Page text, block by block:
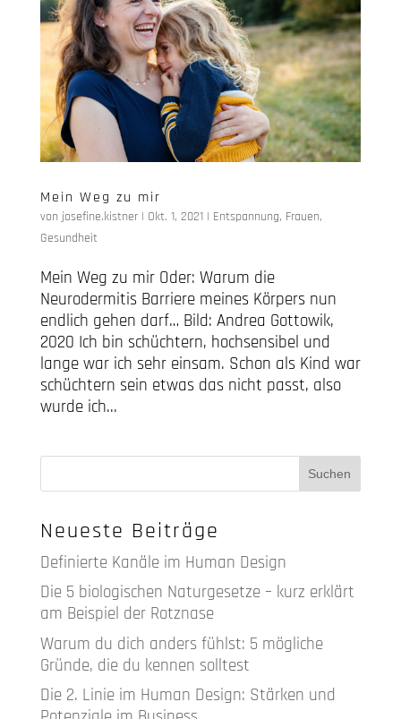
Mein Weg zu mir
von josefine.kistner| Okt. 1, 2021| Entspannung, Frauen,
Gesundheit
Mein Weg zu mir Oder: Warum die
Neurodermitis Barriere meines Körpers nun
endlich gehen darf… Bild: Andrea Gottowik,
2020 Ich bin schüchtern, hochsensibel und
lange war ich sehr einsam. Schon als Kind war
schüchtern sein etwas das nicht passt, also
wurde ich...
Neueste Beiträge
Definierte Kanäle im Human Design
Die 5 biologischen Naturgesetze – kurz erklärt
am Beispiel der Rotznase
Warum du dich anders fühlst: 5 mögliche
Gründe, die du kennen solltest
Die 2. Linie im Human Design: Stärken und